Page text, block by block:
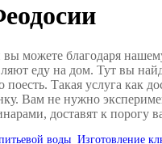
вы можете благодаря
еду на дом. Тут вы
Такая услуга как
Вам не нужно
доставят к порогу
воды Изготовление